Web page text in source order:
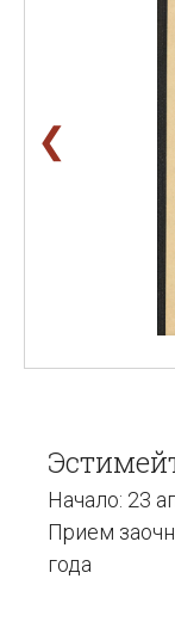
❮
Начало: 23
Прием
года